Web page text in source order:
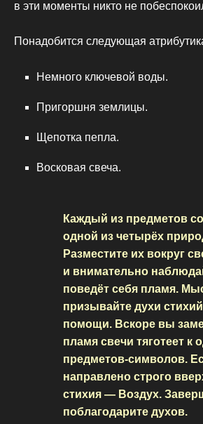
в эти моменты никто не
Понадобится следующая
Немного ключевой воды.
Пригоршня землицы.
Щепотка пепла.
Восковая свеча.
Каждый из предметов
одной из четырёх
Разместите их вокруг
и внимательно
поведёт себя пламя.
призывайте духи
помощи. Вскоре вы
пламя свечи тяготеет к
предметов-символов.
направлено строго
стихия — Воздух.
поблагодарите духов.